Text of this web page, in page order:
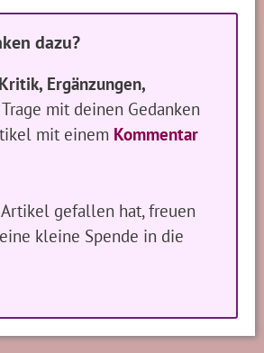
dazu?
Ergänzungen,
Trage mit deinen Gedanken
mit einem Kommentar
gefallen hat, freuen
kleine Spende in die